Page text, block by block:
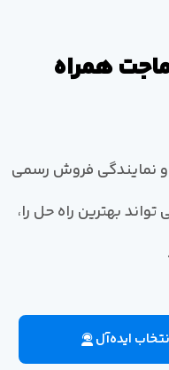
همراه
نمایندگی فروش رسمی
بهترین راه حل را،
ایده‌آل